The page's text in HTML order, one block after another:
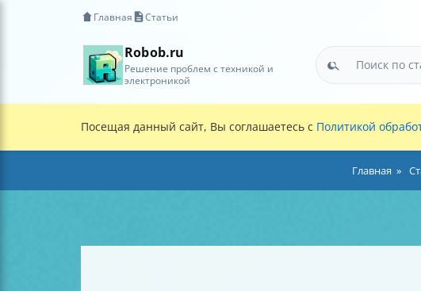
Главная Статьи
Robob.ru
Решение проблем с техникой и
электроникой
Посещая данный сайт, Вы соглашаетесь с Политикой
Главная